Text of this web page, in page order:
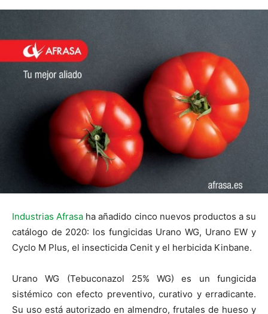
Industrias Afrasa ha añadido cinco nuevos productos a su
catálogo de 2020: los fungicidas Urano WG, Urano EW y
Cyclo M Plus, el insecticida Cenit y el herbicida Kinbane.
Urano WG (Tebuconazol 25% WG) es un fungicida
sistémico con efecto preventivo, curativo y erradicante.
Su uso está autorizado en almendro, frutales de hueso y